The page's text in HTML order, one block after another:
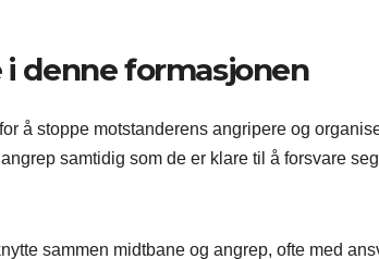
i denne formasjonen
å stoppe motstanderens angripere og
samtidig som de er klare til å forsvare
sammen midtbane og angrep, ofte med